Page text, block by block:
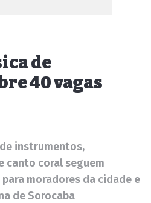
de
40 vagas
instrumentos,
canto coral seguem
moradores da cidade e
de Sorocaba